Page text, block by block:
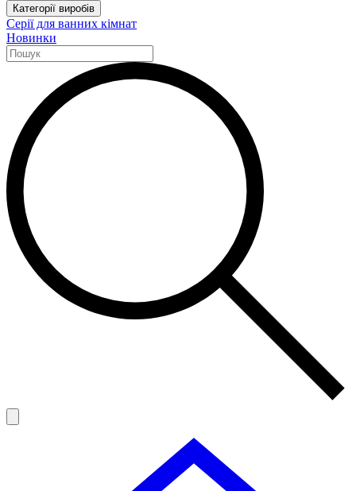
Категорії виробів
Серії для ванних кімнат
Новинки